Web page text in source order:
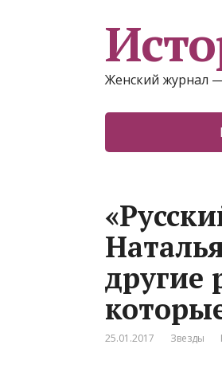
Женский журнал
другие
25.01.2017 Звезды